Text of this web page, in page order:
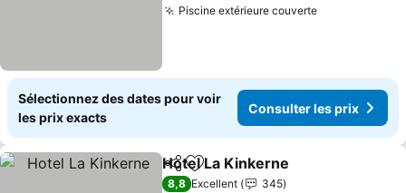
Piscine extérieure couverte
Sélectionnez des dates pour voir
les prix exacts
Consulter les prix
PartagerAjouter à mes favoris
Hotel La Kinkerne
8,8 Excellent
345